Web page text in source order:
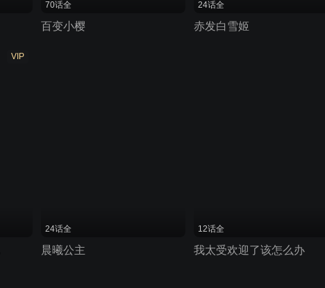
70话全
百变小樱
24话全
赤发白雪姬
VIP
24话全
晨曦公主
12话全
我太受欢迎了该怎么办